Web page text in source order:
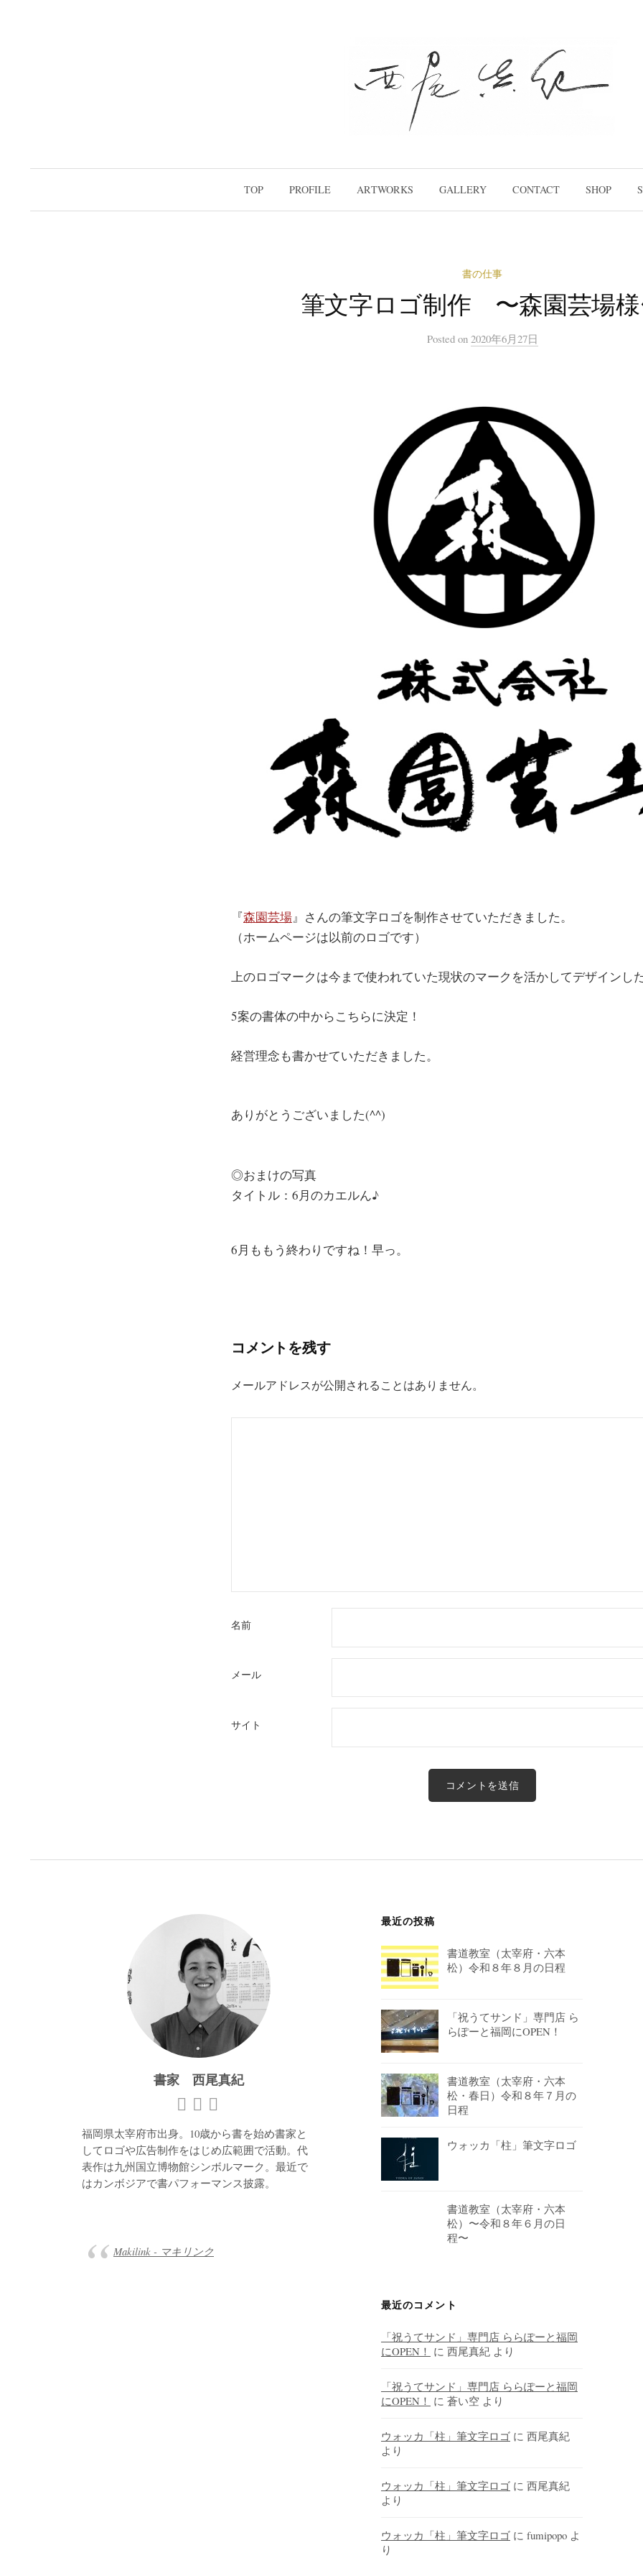
ッ
TOP PROFILE ARTWORKS GALLERY CONTACT SHOP
書の仕事
筆文字ロゴ制作 〜森園芸場
Posted on 2020年6月27日
『森園芸場』さんの筆文字ロゴを制作させていただきました。
（ホームページは以前のロゴです）
上のロゴマークは今まで使われていた現状のマークを活かしてデザインし
5案の書体の中からこちらに決定！
経営理念も書かせていただきました。
ありがとうございました(^^)
◎おまけの写真
タイトル：6月のカエルん♪
6月ももう終わりですね！早っ。
コメントを残す
メールアドレスが公開されることはありません。
名前
メール
サイト
書家 西尾真紀
福岡県太宰府市出身。10歳から書を始め書家と
してロゴや広告制作をはじめ広範囲で活動。代
表作は九州国立博物館シンボルマーク。最近で
はカンボジアで書パフォーマンス披露。
Makilink - マキリンク
最近の投稿
書道教室（太宰府・六本
松）令和８年８月の日程
「祝うてサンド」専門店 ら
らぽーと福岡にOPEN！
書道教室（太宰府・六本
松・春日）令和８年７月の
日程
ウォッカ「柱」筆文字ロゴ
書道教室（太宰府・六本
松）〜令和８年６月の日
程〜
最近のコメント
「祝うてサンド」専門店 ららぽーと福岡
にOPEN！ に 西尾真紀 より
「祝うてサンド」専門店 ららぽーと福岡
にOPEN！ に 蒼い空 より
ウォッカ「柱」筆文字ロゴ に 西尾真紀
より
ウォッカ「柱」筆文字ロゴ に 西尾真紀
より
ウォッカ「柱」筆文字ロゴ に fumipopo よ
り